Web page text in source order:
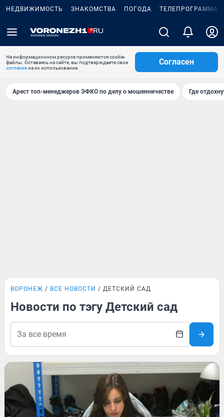
НЕДВИЖИМОСТЬ ЗНАКОМСТВА ПОГОДА ТЕЛЕПРОГРАММА
На информационном ресурсе применяются cookie-
файлы. Оставаясь на сайте, вы подтверждаете свое
согласиена их использование.
Согласен
Арест топ-менеджеров ЭФКО по делу о мошенничестве Где
ВОРОНЕЖ ВСЕ НОВОСТИ ДЕТСКИЙ САД
Новости по тэгу Детский сад